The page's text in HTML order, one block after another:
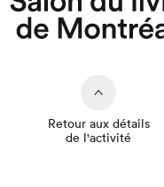
Retour aux détails
de l'activité